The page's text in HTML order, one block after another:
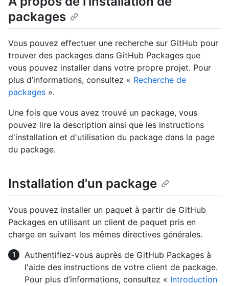
packages
Vous pouvez effectuer une recherche sur GitHub pour
trouver des packages dans GitHub Packages que
vous pouvez installer dans votre propre projet. Pour
plus d’informations, consultez « Recherche de
packages ».
Une fois que vous avez trouvé un package, vous
pouvez lire la description ainsi que les instructions
d'installation et d'utilisation du package dans la page
du package.
Installation d'un package
Vous pouvez installer un paquet à partir de GitHub
Packages en utilisant un client de paquet pris en
charge en suivant les mêmes directives générales.
Authentifiez-vous auprès de GitHub Packages à
l'aide des instructions de votre client de package.
Pour plus d’informations, consultez « Introduction